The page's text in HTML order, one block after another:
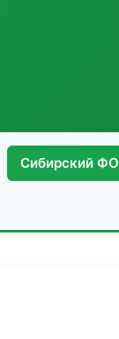
Сибирский ФО